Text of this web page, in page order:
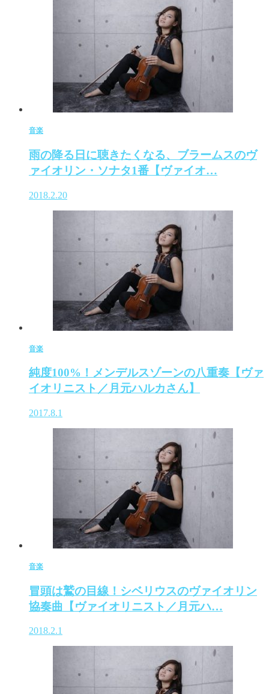
音楽
雨の降る日に聴きたくなる、ブラームスのヴ
ァイオリン・ソナタ1番【ヴァイオ…
2018.2.20
音楽
純度100%！メンデルスゾーンの八重奏【ヴァ
イオリニスト／月元ハルカさん】
2017.8.1
音楽
冒頭は鷲の目線！シベリウスのヴァイオリン
協奏曲【ヴァイオリニスト／月元ハ…
2018.2.1